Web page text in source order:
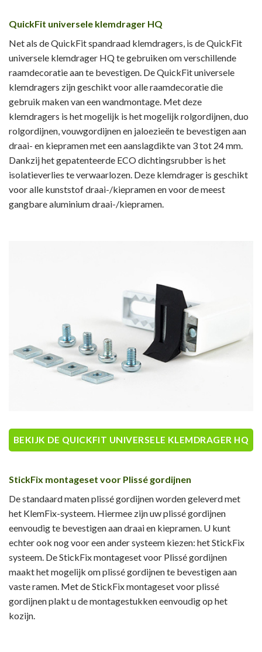
QuickFit universele klemdrager HQ
Net als de QuickFit spandraad klemdragers, is de QuickFit
universele klemdrager HQ te gebruiken om verschillende
raamdecoratie aan te bevestigen. De QuickFit universele
klemdragers zijn geschikt voor alle raamdecoratie die
gebruik maken van een wandmontage. Met deze
klemdragers is het mogelijk is het mogelijk rolgordijnen, duo
rolgordijnen, vouwgordijnen en jaloezieën te bevestigen aan
draai- en kiepramen met een aanslagdikte van 3 tot 24 mm.
Dankzij het gepatenteerde ECO dichtingsrubber is het
isolatieverlies te verwaarlozen. Deze klemdrager is geschikt
voor alle kunststof draai-/kiepramen en voor de meest
gangbare aluminium draai-/kiepramen.
BEKIJK DE QUICKFIT UNIVERSELE KLEMDRAGER HQ
StickFix montageset voor Plissé gordijnen
De standaard maten plissé gordijnen worden geleverd met
het KlemFix-systeem. Hiermee zijn uw plissé gordijnen
eenvoudig te bevestigen aan draai en kiepramen. U kunt
echter ook nog voor een ander systeem kiezen: het StickFix
systeem. De StickFix montageset voor Plissé gordijnen
maakt het mogelijk om plissé gordijnen te bevestigen aan
vaste ramen. Met de StickFix montageset voor plissé
gordijnen plakt u de montagestukken eenvoudig op het
kozijn.